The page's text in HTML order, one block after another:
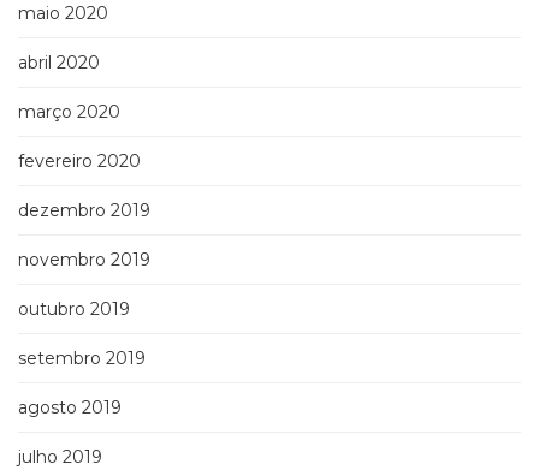
maio 2020
abril 2020
março 2020
fevereiro 2020
dezembro 2019
novembro 2019
outubro 2019
setembro 2019
agosto 2019
julho 2019